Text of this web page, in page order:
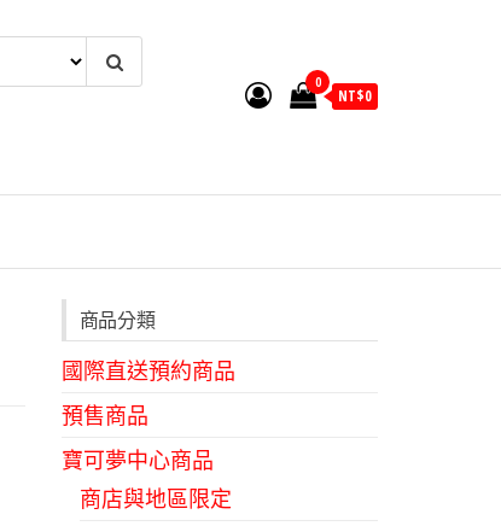
0
NT$0
商品分類
國際直送預約商品
預售商品
寶可夢中心商品
商店與地區限定